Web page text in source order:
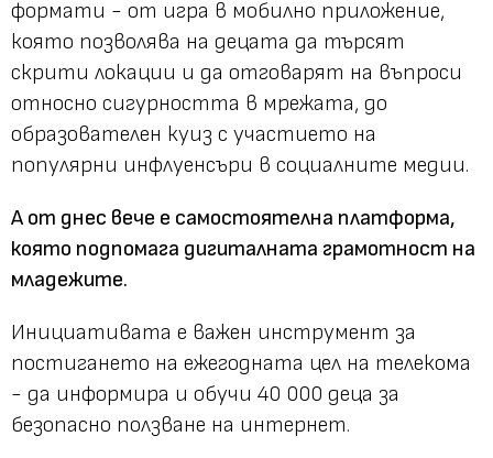
формати - от игра в мобилно приложение,
която позволява на децата да търсят
скрити локации и да отговарят на въпроси
относно сигурността в мрежата, до
образователен куиз с участието на
популярни инфлуенсъри в социалните медии.
А от днес вече е самостоятелна платформа,
която подпомага дигиталната грамотност на
младежите.
Инициативата е важен инструмент за
постигането на ежегодната цел на телекома
- да информира и обучи 40 000 деца за
безопасно ползване на интернет.